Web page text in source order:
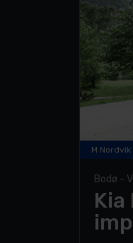
M Nordvik
Bodø -
Kia